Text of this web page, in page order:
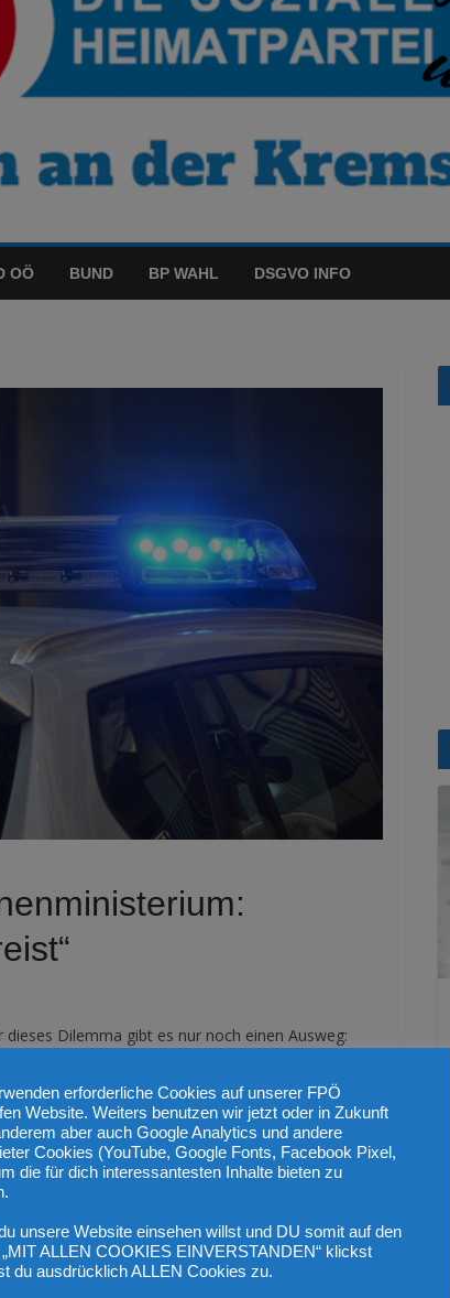
OÖ BUND BP WAHL DSGVO INFO
Dilemma gibt es nur noch einen Ausweg:
weiter die eigenen Parteibuchgünstlinge in
seit Monaten zu Recht in der
Hannes Amesbauer angesichts der
Funktionen im Innenministerium.
der Strukturreform vakant würden.
erforderliche Cookies auf unserer FPÖ
Website. Weiters benutzen wir jetzt oder in Zukunft
aber auch Google Analytics und andere
Cookies (YouTube, Google Fonts, Facebook Pixel,
die für dich interessantesten Inhalte bieten zu
unsere Website einsehen willst und DU somit auf den
„MIT ALLEN COOKIES EINVERSTANDEN“ klickst
du ausdrücklich ALLEN Cookies zu.